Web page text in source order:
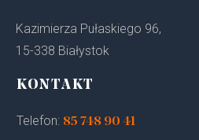
Kazimierza Pułaskiego 96,
15-338 Białystok
KONTAKT
Telefon: 85 748 90 41